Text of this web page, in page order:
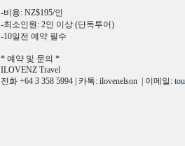
-비용: NZ$195/인
-최소인원: 2인 이상 (단독투어)
-10일전 예약 필수
* 예약 및 문의 *
ILOVENZ Travel
전화 +64 3 358 5994 | 카톡: ilovenelson | 이메일: